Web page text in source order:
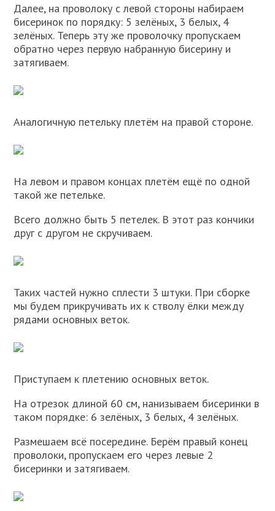
Далее, на проволоку с левой стороны набираем
бисеринок по порядку: 5 зелёных, 3 белых, 4
зелёных. Теперь эту же проволочку пропускаем
обратно через первую набранную бисерину и
затягиваем.
Аналогичную петельку плетём на правой стороне.
На левом и правом концах плетём ещё по одной
такой же петельке.
Всего должно быть 5 петелек. В этот раз кончики
друг с другом не скручиваем.
Таких частей нужно сплести 3 штуки. При сборке
мы будем прикручивать их к стволу ёлки между
рядами основных веток.
Приступаем к плетению основных веток.
На отрезок длиной 60 см, нанизываем бисеринки в
таком порядке: 6 зелёных, 3 белых, 4 зелёных.
Размешаем всё посередине. Берём правый конец
проволоки, пропускаем его через левые 2
бисеринки и затягиваем.